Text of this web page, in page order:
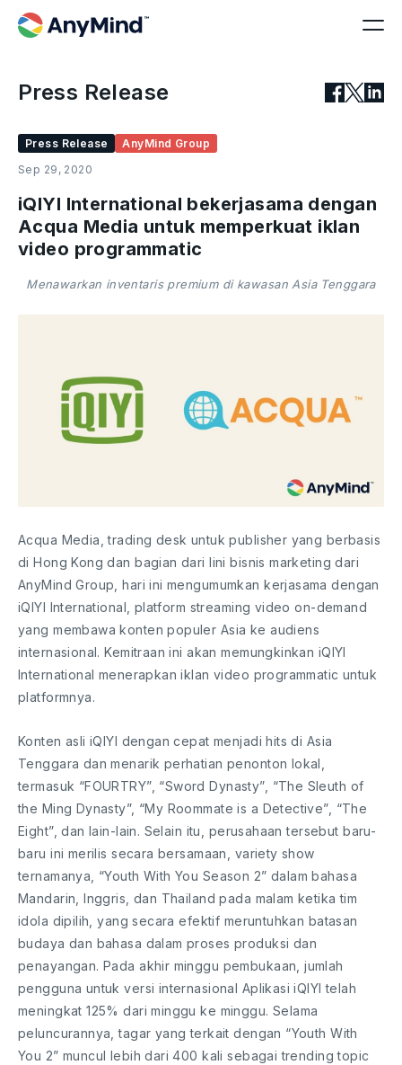
Press Release
Press Release
AnyMind Group
Sep 29, 2020
iQIYI International bekerjasama dengan
Acqua Media untuk memperkuat iklan
video programmatic
Menawarkan inventaris premium di kawasan Asia Tenggara
Acqua Media, trading desk untuk publisher yang berbasis
di Hong Kong dan bagian dari lini bisnis marketing dari
AnyMind Group, hari ini mengumumkan kerjasama dengan
iQIYI International, platform streaming video on-demand
yang membawa konten populer Asia ke audiens
internasional. Kemitraan ini akan memungkinkan iQIYI
International menerapkan iklan video programmatic untuk
platformnya.
Konten asli iQIYI dengan cepat menjadi hits di Asia
Tenggara dan menarik perhatian penonton lokal,
termasuk “FOURTRY”, “Sword Dynasty”, “The Sleuth of
the Ming Dynasty”, “My Roommate is a Detective”, “The
Eight”, dan lain-lain. Selain itu, perusahaan tersebut baru-
baru ini merilis secara bersamaan, variety show
ternamanya, “Youth With You Season 2” dalam bahasa
Mandarin, Inggris, dan Thailand pada malam ketika tim
idola dipilih, yang secara efektif meruntuhkan batasan
budaya dan bahasa dalam proses produksi dan
penayangan. Pada akhir minggu pembukaan, jumlah
pengguna untuk versi internasional Aplikasi iQIYI telah
meningkat 125% dari minggu ke minggu. Selama
peluncurannya, tagar yang terkait dengan “Youth With
You 2” muncul lebih dari 400 kali sebagai trending topic